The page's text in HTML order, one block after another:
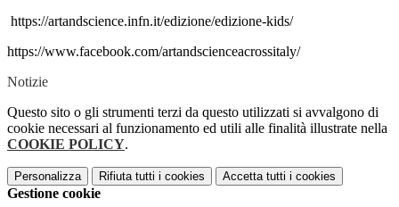
https://artandscience.infn.it/edizione/edizione-kids/
https://www.facebook.com/artandscienceacrossitaly/
Notizie
Questo sito o gli strumenti terzi da questo utilizzati si avvalgono di
cookie necessari al funzionamento ed utili alle finalità illustrate nella
COOKIE POLICY.
Personalizza Rifiuta tutti i cookies Accetta tutti i cookies
Gestione cookie